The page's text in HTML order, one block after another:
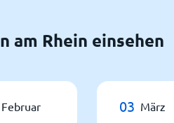
am Rhein einsehen
Februar 03 März